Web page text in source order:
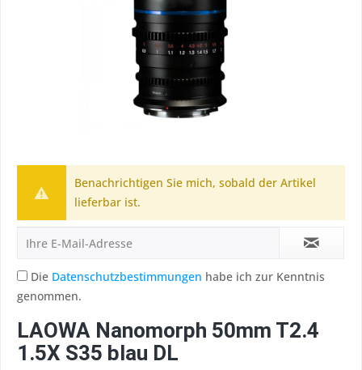
Benachrichtigen Sie mich, sobald der Artikel
lieferbar ist.
Die Datenschutzbestimmungen habe ich zur Kenntnis
genommen.
LAOWA Nanomorph 50mm T2.4
1.5X S35 blau DL